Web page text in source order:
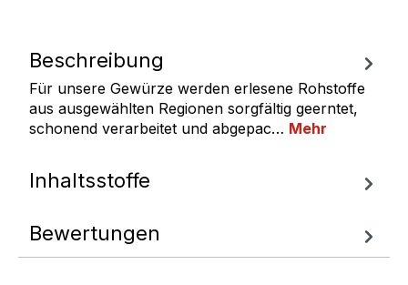
Beschreibung
Für unsere Gewürze werden erlesene Rohstoffe
aus ausgewählten Regionen sorgfältig geerntet,
schonend verarbeitet und abgepac… Mehr
Inhaltsstoffe
Bewertungen